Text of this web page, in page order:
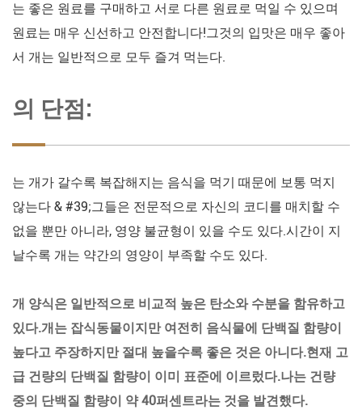
는 좋은 원료를 구매하고 서로 다른 원료로 먹일 수 있으며
원료는 매우 신선하고 안전합니다!그것의 입맛은 매우 좋아
서 개는 일반적으로 모두 즐겨 먹는다.
의 단점:
는 개가 갈수록 복잡해지는 음식을 먹기 때문에 보통 먹지
않는다 & #39;그들은 전문적으로 자신의 코디를 매치할 수
없을 뿐만 아니라, 영양 불균형이 있을 수도 있다.시간이 지
날수록 개는 약간의 영양이 부족할 수도 있다.
개 양식은 일반적으로 비교적 높은 탄소와 수분을 함유하고
있다.개는 잡식동물이지만 여전히 음식물에 단백질 함량이
높다고 주장하지만 절대 높을수록 좋은 것은 아니다.현재 고
급 건량의 단백질 함량이 이미 표준에 이르렀다.나는 건량
중의 단백질 함량이 약 40퍼센트라는 것을 발견했다.